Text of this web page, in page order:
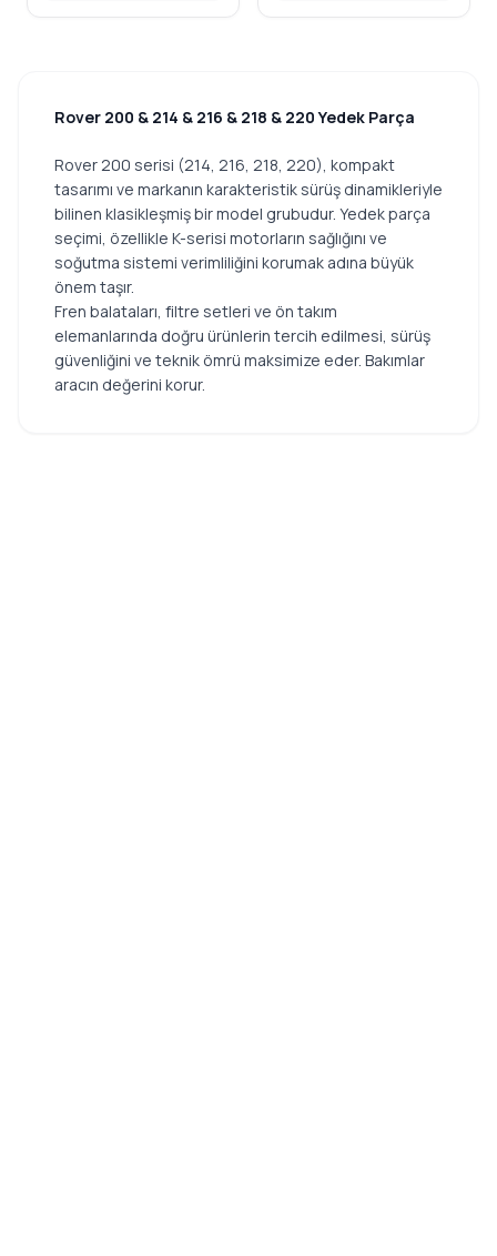
Rover 200 & 214 & 216 & 218 & 220 Yedek Parça
Rover 200 serisi (214, 216, 218, 220), kompakt
tasarımı ve markanın karakteristik sürüş dinamikleriyle
bilinen klasikleşmiş bir model grubudur. Yedek parça
seçimi, özellikle K-serisi motorların sağlığını ve
soğutma sistemi verimliliğini korumak adına büyük
önem taşır.
Fren balataları, filtre setleri ve ön takım
elemanlarında doğru ürünlerin tercih edilmesi, sürüş
güvenliğini ve teknik ömrü maksimize eder. Bakımlar
aracın değerini korur.